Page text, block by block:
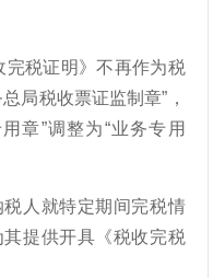
税证明》不再作为税
局税收票证监制章”，
章”调整为“业务专用
人就特定期间完税情
提供开具《税收完税